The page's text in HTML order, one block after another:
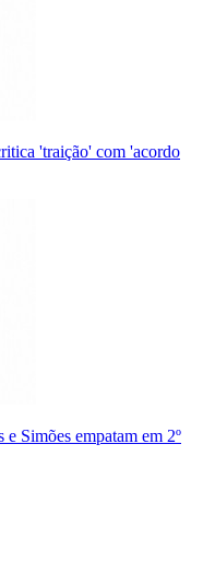
'traição' com 'acordo
Simões empatam em 2º